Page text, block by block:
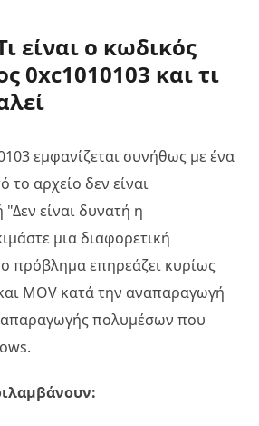
είναι ο κωδικός
0xc1010103 και τι
εμφανίζεται συνήθως με ένα
αρχείο δεν είναι
είναι δυνατή η
μια διαφορετική
πρόβλημα επηρεάζει κυρίως
MOV κατά την αναπαραγωγή
πολυμέσων που